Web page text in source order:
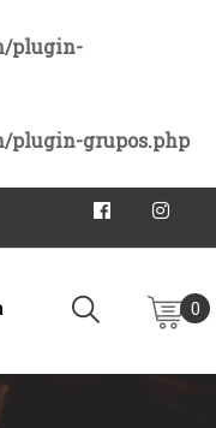
plugin-
plugin-grupos.php
0